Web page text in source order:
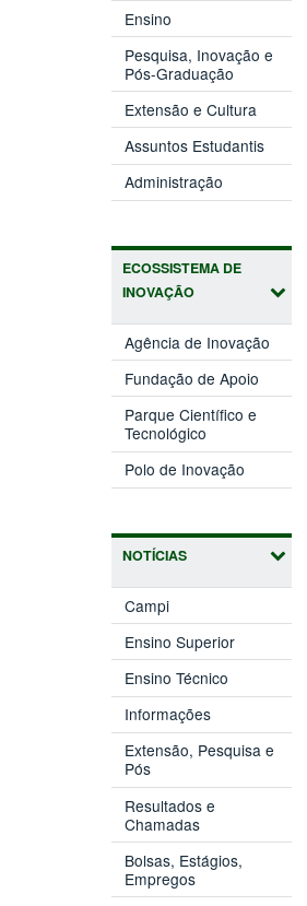
Ensino
em
nova
janela)
Pesquisa, Inovação e
Pós-Graduação (abre
em
nova
janela)
Extensão e Cultura
em
nova
janela)
Assuntos Estudantis(abre
em
janela)
Administração
em
ECOSSISTEMA DE
INOVAÇÃO
Agência de Inovação
em
janela)
Fundação de Apoio
em
Parque Científico e
Tecnológico
em
nova
janela)
Polo de Inovação
em
NOTÍCIAS
Campi
Ensino Superior
Ensino Técnico
Informações
Extensão, Pesquisa e
Pós
Resultados e
Chamadas
Bolsas, Estágios,
Empregos